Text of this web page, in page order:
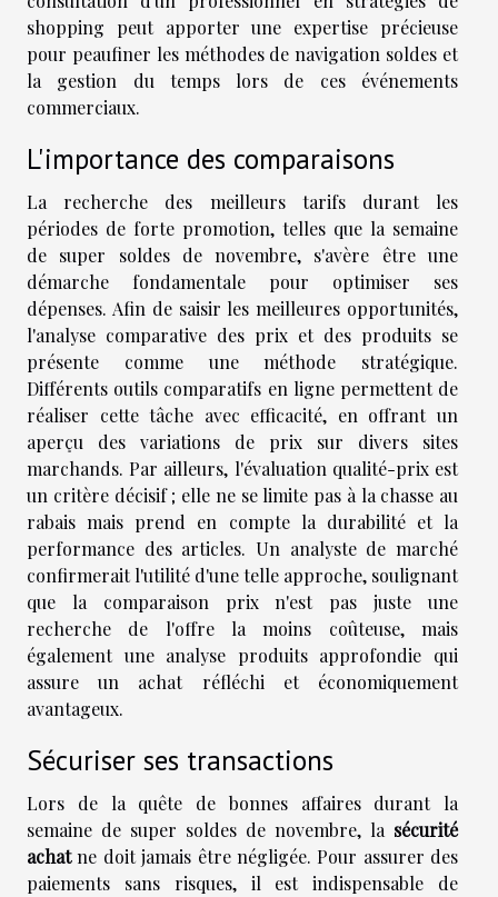
shopping peut apporter une expertise précieuse
pour peaufiner les méthodes de navigation soldes et
la gestion du temps lors de ces événements
commerciaux.
L'importance des comparaisons
La recherche des meilleurs tarifs durant les
périodes de forte promotion, telles que la semaine
de super soldes de novembre, s'avère être une
démarche fondamentale pour optimiser ses
dépenses. Afin de saisir les meilleures opportunités,
l'analyse comparative des prix et des produits se
présente comme une méthode stratégique.
Différents outils comparatifs en ligne permettent de
réaliser cette tâche avec efficacité, en offrant un
aperçu des variations de prix sur divers sites
marchands. Par ailleurs, l'évaluation qualité-prix est
un critère décisif ; elle ne se limite pas à la chasse au
rabais mais prend en compte la durabilité et la
performance des articles. Un analyste de marché
confirmerait l'utilité d'une telle approche, soulignant
que la comparaison prix n'est pas juste une
recherche de l'offre la moins coûteuse, mais
également une analyse produits approfondie qui
assure un achat réfléchi et économiquement
avantageux.
Sécuriser ses transactions
Lors de la quête de bonnes affaires durant la
semaine de super soldes de novembre, la sécurité
achatne doit jamais être négligée. Pour assurer des
paiements sans risques, il est indispensable de